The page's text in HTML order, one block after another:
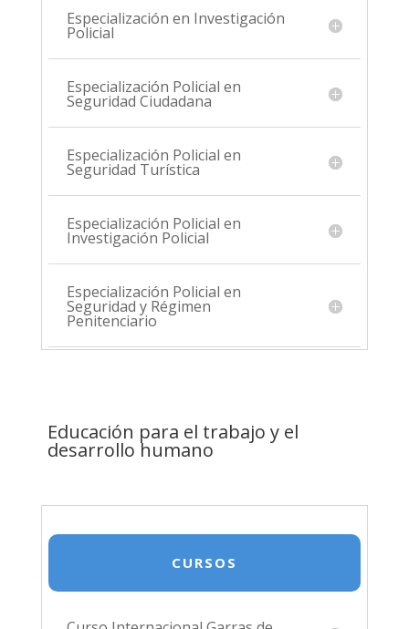
Especialización en Investigación
Policial
Especialización Policial en
Seguridad Ciudadana
Especialización Policial en
Seguridad Turística
Especialización Policial en
Investigación Policial
Especialización Policial en
Seguridad y Régimen
Penitenciario
Educación para el trabajo y el
desarrollo humano
CURSOS